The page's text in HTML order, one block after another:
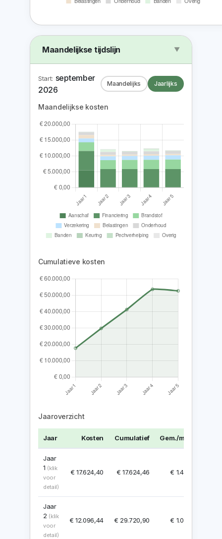
Maandelijkse tijdslijn ▼
Start: september
2026
Maandelijks Jaarlijks
Maandelijkse kosten
Cumulatieve kosten
Jaaroverzicht
Jaar Kosten Cumulatief Gem./maand
Jaar
1 (klik
voor
detail)
€ 17.624,40 € 17.624,46 € 1.468,70
Jaar
2 (klik
voor
detail)
€ 12.096,44 € 29.720,90 € 1.008,04